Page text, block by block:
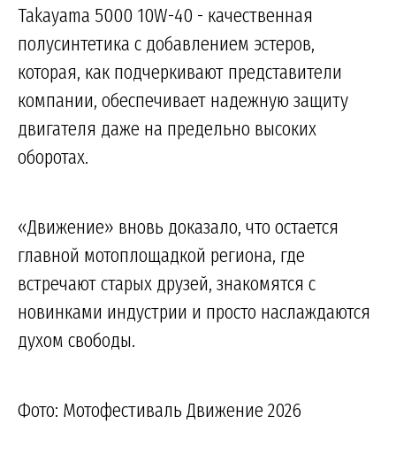
Takayama 5000 10W-40 - качественная
полусинтетика с добавлением эстеров,
которая, как подчеркивают представители
компании, обеспечивает надежную защиту
двигателя даже на предельно высоких
оборотах.
«Движение» вновь доказало, что остается
главной мотоплощадкой региона, где
встречают старых друзей, знакомятся с
новинками индустрии и просто наслаждаются
духом свободы.
Фото: Мотофестиваль Движение 2026